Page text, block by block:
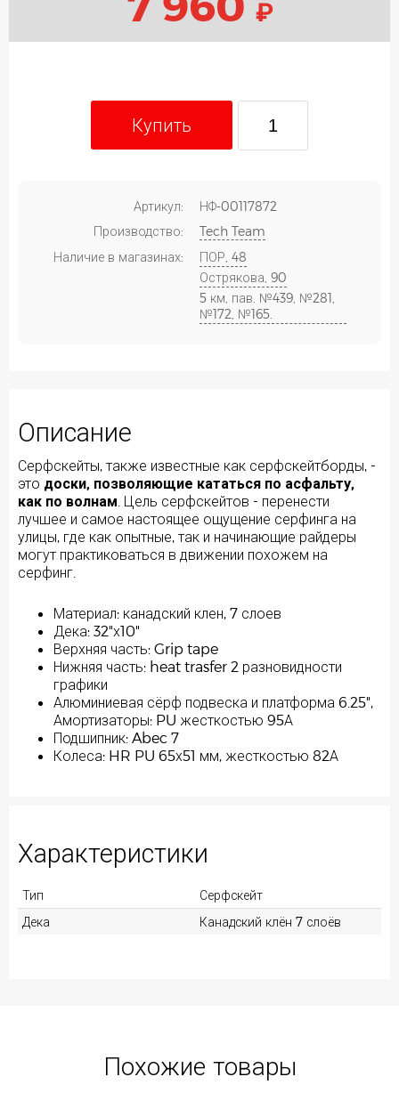
₽
Купить
Артикул:
НФ-00117872
Производство:
Tech Team
Наличие в магазинах:
ПОР, 48
Острякова, 90
5 км, пав. №439, №281,
№172, №165.
Описание
Серфскейты, также известные как серфскейтборды, -
это доски, позволяющие кататься по асфальту,
как по волнам . Цель серфскейтов - перенести
лучшее и самое настоящее ощущение серфинга на
улицы, где как опытные, так и начинающие райдеры
могут практиковаться в движении похожем на
серфинг.
Материал: канадский клен, 7 слоев
Дека: 32"х10"
Верхняя часть: Grip tape
Нижняя часть: heat trasfer 2 разновидности
графики
Алюминиевая сёрф подвеска и платформа 6.25",
Амортизаторы: PU жесткостью 95А
Подшипник: Abec 7
Колеса: HR PU 65х51 мм, жесткостью 82А
Характеристики
Тип
Серфскейт
Дека
Канадский клён 7 слоёв
Похожие товары